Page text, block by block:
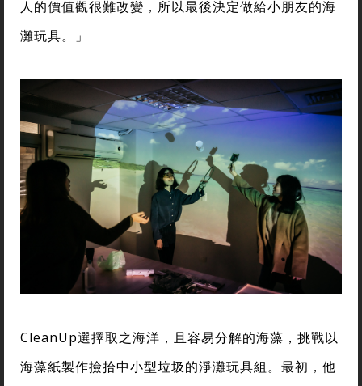
人的價值觀很難改變，所以最後決定做給小朋友的海
灘玩具。」
CleanUp選擇取之海洋，且容易分解的海藻，挑戰以
海藻紙製作撿拾中小型垃圾的淨灘玩具組。最初，他